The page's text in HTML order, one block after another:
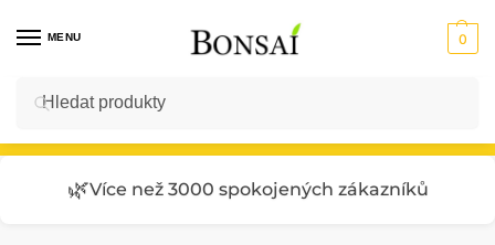
MENU 0
Vstup do E-SHOPU
🌿Více než 3000 spokojených zákazníků